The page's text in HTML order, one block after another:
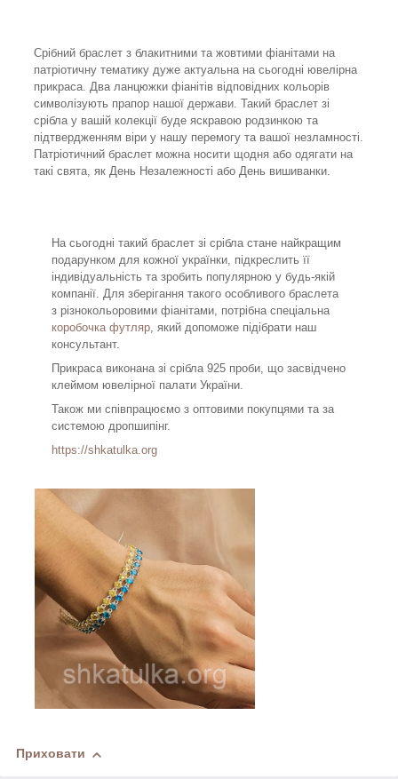
Срібний браслет з блакитними та жовтими фіанітами на
патріотичну тематику дуже актуальна на сьогодні ювелірна
прикраса. Два ланцюжки фіанітів відповідних кольорів
символізують прапор нашої держави. Такий браслет зі
срібла у вашій колекції буде яскравою родзинкою та
підтвердженням віри у нашу перемогу та вашої незламності.
Патріотичний браслет можна носити щодня або одягати на
такі свята, як День Незалежності або День вишиванки.
На сьогодні такий браслет зі срібла стане найкращим
подарунком для кожної українки, підкреслить її
індивідуальність та зробить популярною у будь-якій
компанії. Для зберігання такого особливого браслета
з різнокольоровими фіанітами, потрібна спеціальна
коробочка футляр, який допоможе підібрати наш
консультант.
Прикраса виконана зі срібла 925 проби, що засвідчено
клеймом ювелірної палати України.
Також ми співпрацюємо з оптовими покупцями та за
системою дропшипінг.
https://shkatulka.org
Приховати